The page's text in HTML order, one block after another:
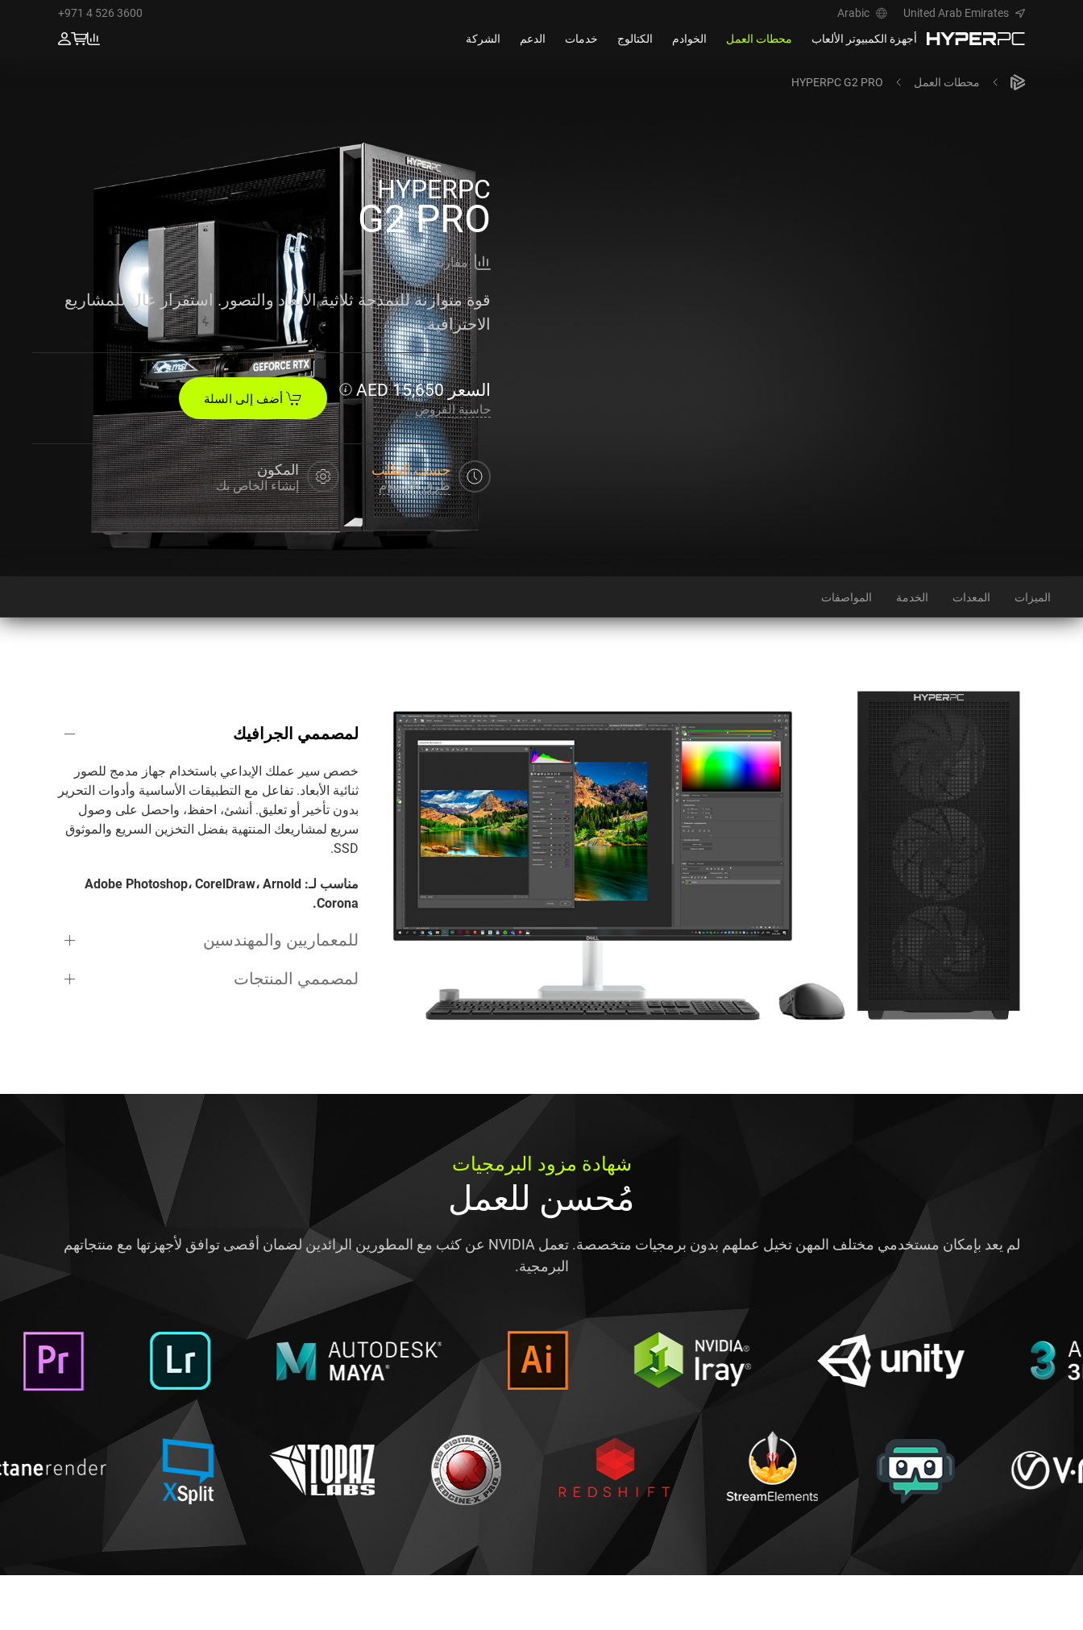
United Arab Emirates
Arabic
+971 4 526 3600
أجهزة الكمبيوتر الألعاب
محطات العمل الخوادم الكتالوج خدمات الدعم الشركة
محطات العمل HYPERPC G2 PRO
HYPERPC
G2 PRO
مقارنة
قوة متوازنة للنمذجة ثلاثية الأبعاد والتصور. استقرار عالٍ للمشاريع
الاحترافية.
السعر AED15,650
حاسبة القروض
أضف إلى السلة
حسب الطلب
طرق الاستلام
المكون
إنشاء الخاص بك
الميزات المعدات الخدمة المواصفات
لمصممي الجرافيك
خصص سير عملك الإبداعي باستخدام جهاز مدمج للصور
ثنائية الأبعاد. تفاعل مع التطبيقات الأساسية وأدوات التحرير
بدون تأخير أو تعليق. أنشئ، احفظ، واحصل على وصول
سريع لمشاريعك المنتهية بفضل التخزين السريع والموثوق
SSD.
مناسب لـ: Adobe Photoshop، CorelDraw، Arnold
Corona.
للمعماريين والمهندسين
لمصممي المنتجات
شهادة مزود البرمجيات
مُحسن للعمل
لم يعد بإمكان مستخدمي مختلف المهن تخيل عملهم بدون برمجيات متخصصة. تعمل NVIDIA عن كثب مع المطورين الرائدين لضمان أقصى توافق لأجهزتها مع منتجاتهم
البرمجية.